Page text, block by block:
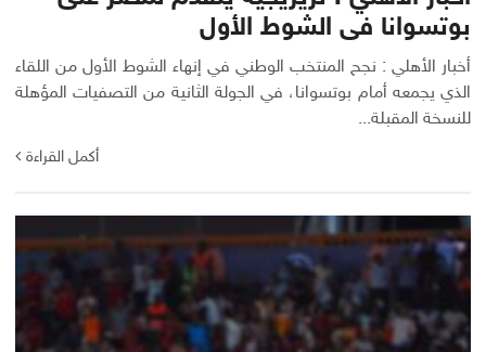
بوتسوانا فى الشوط الأول
أخبار الأهلي : نجح المنتخب الوطني في إنهاء الشوط الأول من اللقاء
الذي يجمعه أمام بوتسوانا، في الجولة الثانية من التصفيات المؤهلة
للنسخة المقبلة...
أكمل القراءة